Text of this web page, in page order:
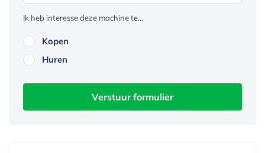
Ik heb interesse deze machine te...
Kopen
Huren
Verstuur formulier